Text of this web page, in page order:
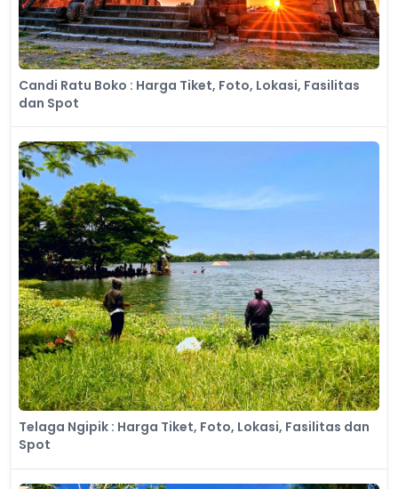
Candi Ratu Boko : Harga Tiket, Foto, Lokasi, Fasilitas
dan Spot
Telaga Ngipik : Harga Tiket, Foto, Lokasi, Fasilitas dan
Spot